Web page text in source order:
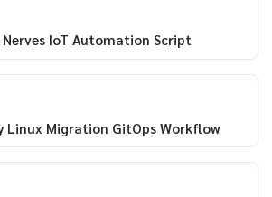
IoT Automation Script
Linux Migration GitOps Workflow